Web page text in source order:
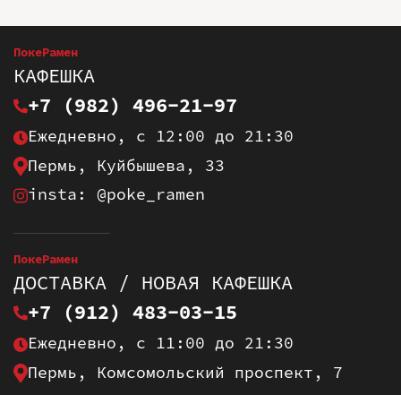
ПокеРамен
КАФЕШКА
+7 (982) 496-21-97
Ежедневно, с 12:00 до 21:30
Пермь, Куйбышева, 33
insta: @poke_ramen
ПокеРамен
ДОСТАВКА / НОВАЯ КАФЕШКА
+7 (912) 483-03-15
Ежедневно, с 11:00 до 21:30
Пермь, Комсомольский проспект, 7